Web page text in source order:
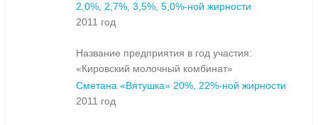
2,0%, 2,7%, 3,5%, 5,0%-ной жирности
2011 год
Название предприятия в год участия:
«Кировский молочный комбинат»
Сметана «Вятушка» 20%, 22%-ной жирности
2011 год